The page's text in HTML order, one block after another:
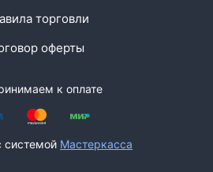
торговли
оферты
к оплате
системой Мастеркасса